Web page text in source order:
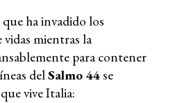
ha invadido los
vidas mientras la
para contener
delSalmo 44se
vive Italia: